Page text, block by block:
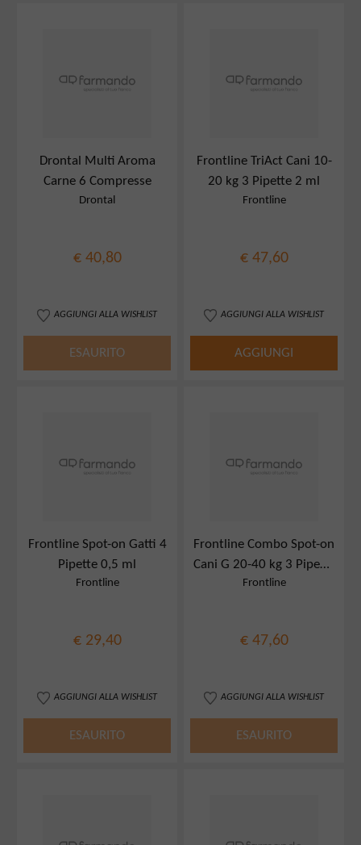
Drontal Multi Aroma
Carne 6 Compresse
Drontal
€ 40,80
AGGIUNGI ALLA WISHLIST
ESAURITO
Frontline TriAct Cani 10-
20 kg 3 Pipette 2 ml
Frontline
€ 47,60
AGGIUNGI ALLA WISHLIST
AGGIUNGI
Frontline Spot-on Gatti 4
Pipette 0,5 ml
Frontline
€ 29,40
AGGIUNGI ALLA WISHLIST
ESAURITO
Frontline Combo Spot-on
Cani G 20-40 kg 3 Pipette
2,68 ml
Frontline
€ 47,60
AGGIUNGI ALLA WISHLIST
ESAURITO